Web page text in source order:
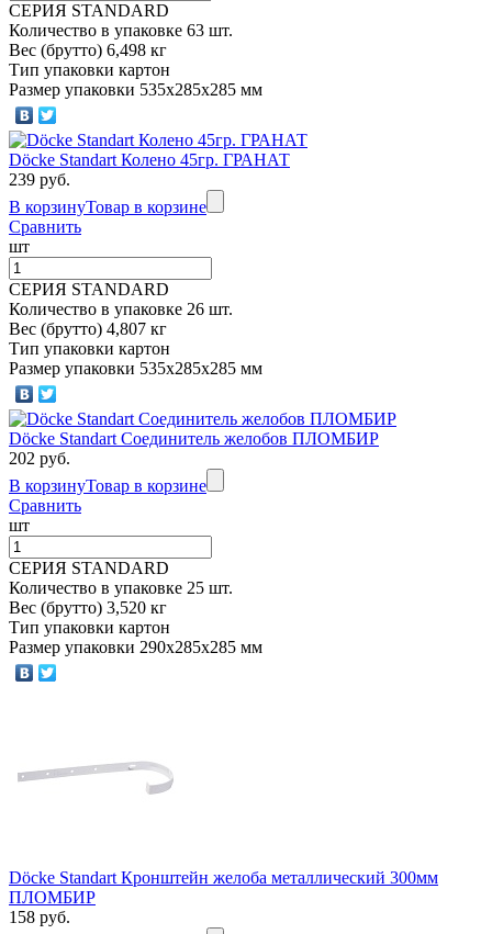
СЕРИЯ STANDARD
Количество в упаковке 63 шт.
Вес (брутто) 6,498 кг
Тип упаковки картон
Размер упаковки 535х285х285 мм
Döcke Standart Колено 45гр. ГРАНАТ
239 руб.
В корзинуТовар в корзине
Сравнить
шт
СЕРИЯ STANDARD
Количество в упаковке 26 шт.
Вес (брутто) 4,807 кг
Тип упаковки картон
Размер упаковки 535х285х285 мм
Döcke Standart Соединитель желобов ПЛОМБИР
202 руб.
В корзинуТовар в корзине
Сравнить
шт
СЕРИЯ STANDARD
Количество в упаковке 25 шт.
Вес (брутто) 3,520 кг
Тип упаковки картон
Размер упаковки 290х285х285 мм
Döcke Standart Кронштейн желоба металлический 300мм
ПЛОМБИР
158 руб.